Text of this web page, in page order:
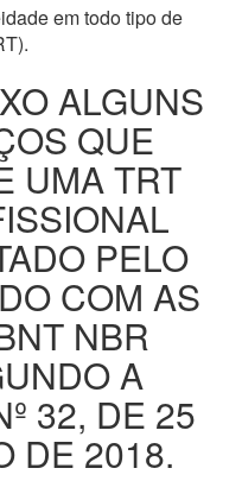
em todo tipo de
ALGUNS
QUE
UMA TRT
PELO
COM AS
NBR
A
32, DE 25
DE 2018.